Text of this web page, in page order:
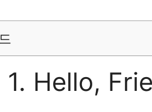
Hello,